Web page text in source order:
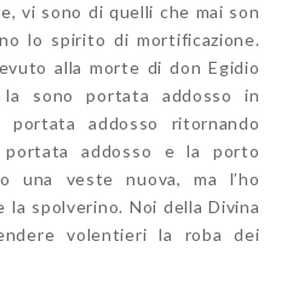
vi sono di quelli che mai son
lo spirito di mortificazione.
alla morte di don Egidio
sono portata addosso in
addosso ritornando
portata addosso e la porto
una veste nuova, ma l’ho
la spolverino. Noi della Divina
volentieri la roba dei